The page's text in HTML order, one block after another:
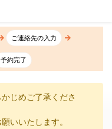
ご連絡先の入力
予約完了
じめご了承くださ
いいたします。